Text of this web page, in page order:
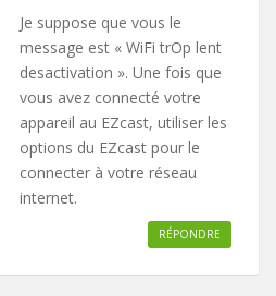
Je suppose que vous le
message est « WiFi trOp lent
desactivation ». Une fois que
vous avez connecté votre
appareil au EZcast, utiliser les
options du EZcast pour le
connecter à votre réseau
internet.
RÉPONDRE